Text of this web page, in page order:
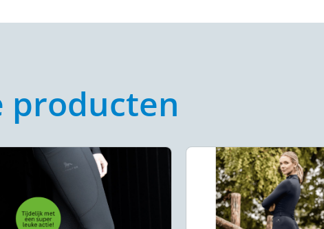
producten